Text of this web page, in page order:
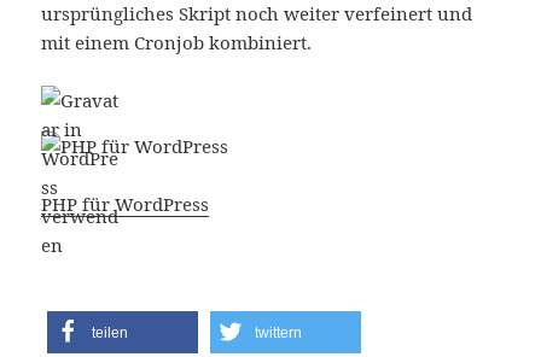
ursprüngliches Skript noch weiter verfeinert und
mit einem Cronjob kombiniert.
PHP für WordPress
teilen twittern